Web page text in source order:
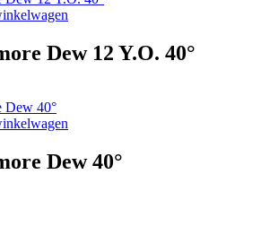
Dew 12 Y.O. 40°
Dew 40°